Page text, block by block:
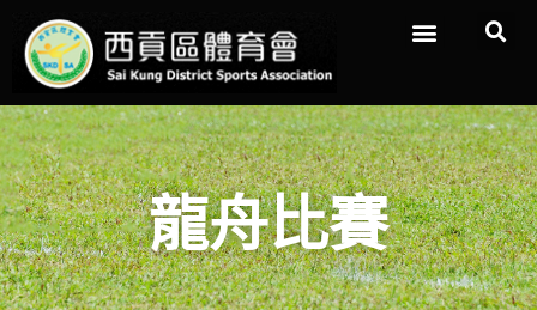
龍舟比賽